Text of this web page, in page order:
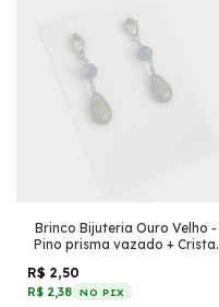
Brinco Bijuteria Ouro Velho -
Pino prisma vazado + Cristal
R$ 2,50
R$ 2,38 NO PIX